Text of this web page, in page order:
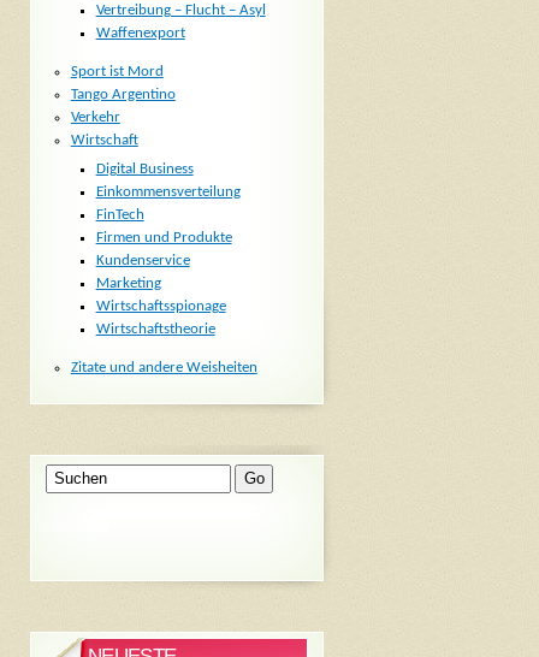
Vertreibung – Flucht – Asyl
Waffenexport
Sport ist Mord
Tango Argentino
Verkehr
Wirtschaft
Digital Business
Einkommensverteilung
FinTech
Firmen und Produkte
Kundenservice
Marketing
Wirtschaftsspionage
Wirtschaftstheorie
Zitate und andere Weisheiten